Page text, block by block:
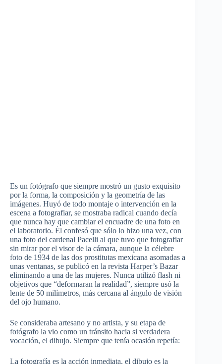
Es un fotógrafo que siempre mostró un gusto exquisito
por la forma, la composición y la geometría de las
imágenes. Huyó de todo montaje o intervención en la
escena a fotografiar, se mostraba radical cuando decía
que nunca hay que cambiar el encuadre de una foto en
el laboratorio. Él confesó que sólo lo hizo una vez, con
una foto del cardenal Pacelli al que tuvo que fotografiar
sin mirar por el visor de la cámara, aunque la célebre
foto de 1934 de las dos prostitutas mexicana asomadas a
unas ventanas, se publicó en la revista Harper’s Bazar
eliminando a una de las mujeres. Nunca utilizó flash ni
objetivos que “deformaran la realidad”, siempre usó la
lente de 50 milímetros, más cercana al ángulo de visión
del ojo humano.
Se consideraba artesano y no artista, y su etapa de
fotógrafo la vio como un tránsito hacia si verdadera
vocación, el dibujo. Siempre que tenía ocasión repetía:
La fotografía es la acción inmediata, el dibujo es la